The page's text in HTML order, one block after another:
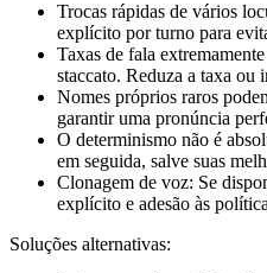
Trocas rápidas de vários
explícito por turno para
Taxas de fala
staccato. Reduza a taxa ou
Nomes próprios raros
garantir uma pronúncia
O determinismo não é
em seguida, salve suas
Clonagem de voz: Se
explícito e adesão às
Soluções alternativas: